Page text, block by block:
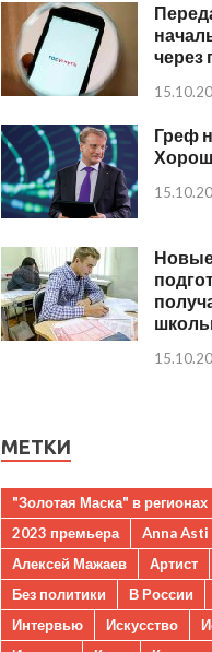
через
Греф
МЕТКИ
"Золотая Маска" в регионах
2023 премьера
Anna Asti
Алексей Мажаев
Артист
Без политики
В России
Интервью
Искусство